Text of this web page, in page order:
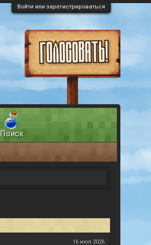
Войти или зарегистрироваться
16 июл 2026
Поиск